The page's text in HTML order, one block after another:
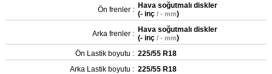
Ön frenler : Hava soğutmalı diskler
(- inç / - mm)
Arka frenler : Hava soğutmalı diskler
(- inç / - mm)
Ön Lastik boyutu : 225/55 R18
Arka Lastik boyutu : 225/55 R18